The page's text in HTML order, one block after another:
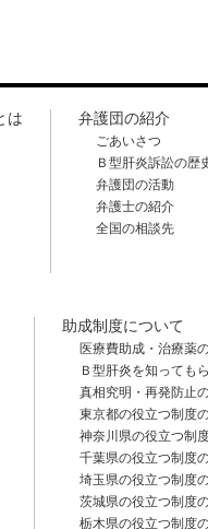
は 弁護団の紹介
ごあいさつ
Ｂ型肝炎訴訟の歴
弁護団の活動
弁護士の紹介
全国の相談先
助成制度について
医療費助成・治療薬
Ｂ型肝炎を知っても
真相究明・再発防止
東京都の役立つ制度
神奈川県の役立つ制
千葉県の役立つ制度
埼玉県の役立つ制度
茨城県の役立つ制度
栃木県の役立つ制度